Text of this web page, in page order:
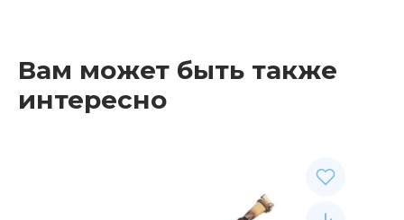
Вам может быть также
интересно